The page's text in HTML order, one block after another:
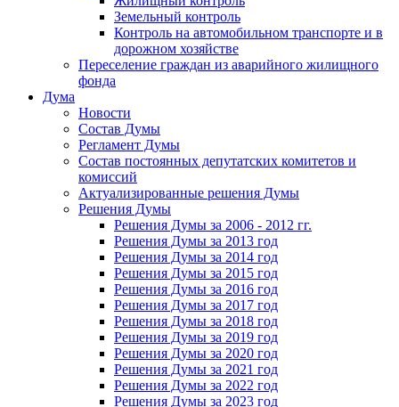
Земельный контроль
Контроль на автомобильном транспорте и в
дорожном хозяйстве
Переселение граждан из аварийного жилищного
фонда
Дума
Новости
Состав Думы
Регламент Думы
Состав постоянных депутатских комитетов и
комиссий
Актуализированные решения Думы
Решения Думы
Решения Думы за 2006 - 2012 гг.
Решения Думы за 2013 год
Решения Думы за 2014 год
Решения Думы за 2015 год
Решения Думы за 2016 год
Решения Думы за 2017 год
Решения Думы за 2018 год
Решения Думы за 2019 год
Решения Думы за 2020 год
Решения Думы за 2021 год
Решения Думы за 2022 год
Решения Думы за 2023 год